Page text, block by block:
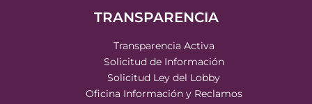
TRANSPARENCIA
Transparencia Activa
Solicitud de Información
Solicitud Ley del Lobby
Oficina Información y Reclamos